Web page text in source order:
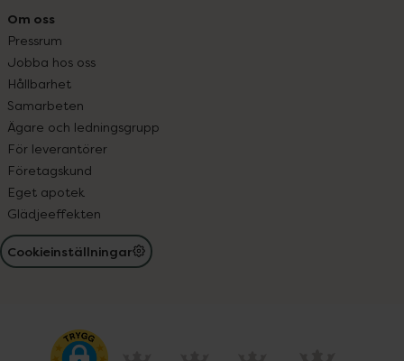
Om oss
Pressrum
Jobba hos oss
Hållbarhet
Samarbeten
Ägare och ledningsgrupp
För leverantörer
Företagskund
Eget apotek
Glädjeeffekten
Cookieinställningar